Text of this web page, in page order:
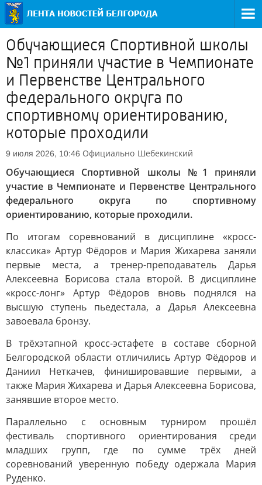
Обучающиеся Спортивной школы
№1 приняли участие в Чемпионате
и Первенстве Центрального
федерального округа по
спортивному ориентированию,
которые проходили
9 июля 2026, 10:46 Официально Шебекинский
Обучающиеся Спортивной школы №1 приняли
участие в Чемпионате и Первенстве Центрального
федерального округа по спортивному
ориентированию, которые проходили.
По итогам соревнований в дисциплине «кросс-
классика» Артур Фёдоров и Мария Жихарева заняли
первые места, а тренер-преподаватель Дарья
Алексеевна Борисова стала второй. В дисциплине
«кросс-лонг» Артур Фёдоров вновь поднялся на
высшую ступень пьедестала, а Дарья Алексеевна
завоевала бронзу.
В трёхэтапной кросс-эстафете в составе сборной
Белгородской области отличились Артур Фёдоров и
Даниил Неткачев, финишировавшие первыми, а
также Мария Жихарева и Дарья Алексеевна Борисова,
занявшие второе место.
Параллельно с основным турниром прошёл
фестиваль спортивного ориентирования среди
младших групп, где по сумме трёх дней
соревнований уверенную победу одержала Мария
Руденко.